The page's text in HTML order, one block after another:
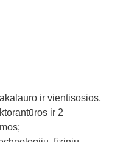
ir vientisosios,
ir 2